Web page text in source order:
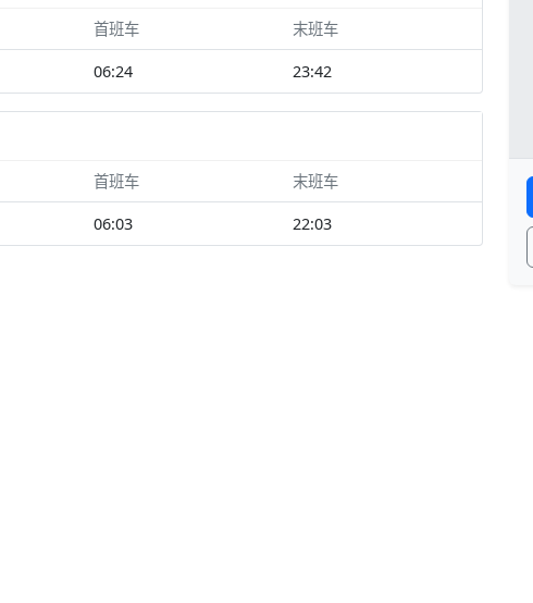
首班车 末班车
06:24 23:42
首班车 末班车
06:03 22:03